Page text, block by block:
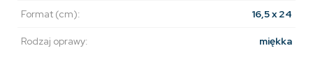
Format (cm): 16,5 x 24
Rodzaj oprawy: miękka